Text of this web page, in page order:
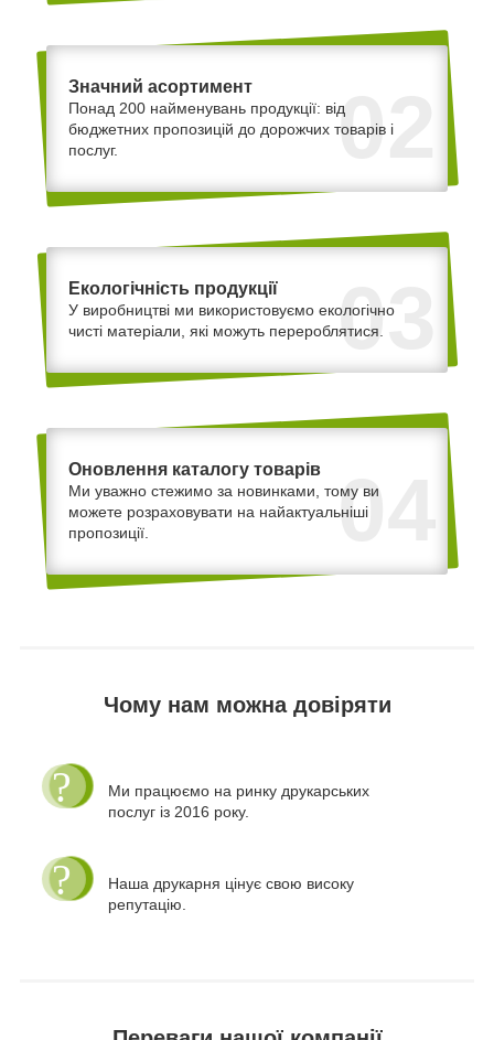
02
Значний асортимент
Понад 200 найменувань продукції: від
бюджетних пропозицій до дорожчих товарів і
послуг.
03
Екологічність продукції
У виробництві ми використовуємо екологічно
чисті матеріали, які можуть перероблятися.
04
Оновлення каталогу товарів
Ми уважно стежимо за новинками, тому ви
можете розраховувати на найактуальніші
пропозиції.
Чому нам можна довіряти
Ми працюємо на ринку друкарських
послуг із 2016 року.
Наша друкарня цінує свою високу
репутацію.